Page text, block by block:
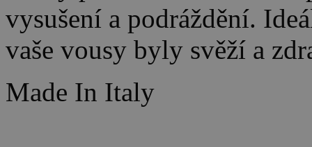
vysušení a podráždění.
vaše vousy byly svěží a
Made In Italy